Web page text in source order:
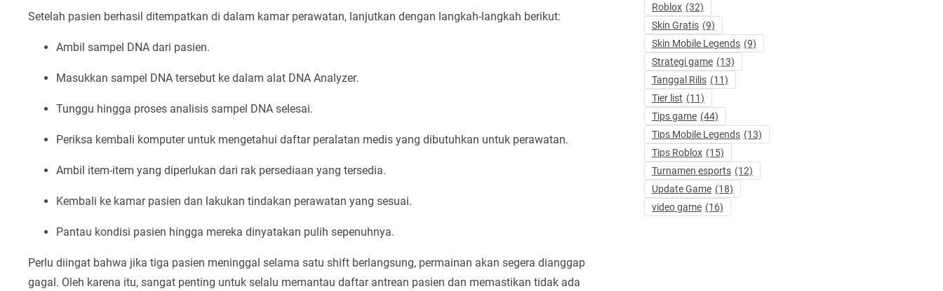
Setelah pasien berhasil ditempatkan di dalam kamar perawatan, lanjutkan dengan langkah-langkah berikut:
Ambil sampel DNA dari pasien.
Masukkan sampel DNA tersebut ke dalam alat DNA Analyzer.
Tunggu hingga proses analisis sampel DNA selesai.
Periksa kembali komputer untuk mengetahui daftar peralatan medis yang dibutuhkan untuk perawatan.
Ambil item-item yang diperlukan dari rak persediaan yang tersedia.
Kembali ke kamar pasien dan lakukan tindakan perawatan yang sesuai.
Pantau kondisi pasien hingga mereka dinyatakan pulih sepenuhnya.
Perlu diingat bahwa jika tiga pasien meninggal selama satu shift berlangsung, permainan akan segera dianggap
gagal. Oleh karena itu, sangat penting untuk selalu memantau daftar antrean pasien dan memastikan tidak ada
Roblox (32)
Skin Gratis (9)
Skin Mobile Legends (9)
Strategi game (13)
Tanggal Rilis (11)
Tier list (11)
Tips game (44)
Tips Mobile Legends (13)
Tips Roblox (15)
Turnamen esports (12)
Update Game (18)
video game (16)